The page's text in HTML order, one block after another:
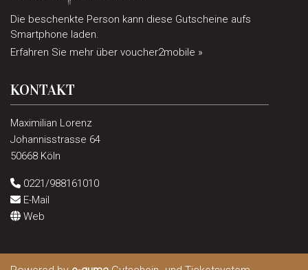
Die beschenkte Person kann diese Gutscheine aufs
Smartphone laden.
Erfahren Sie mehr über voucher2mobile »
KONTAKT
Maximilian Lorenz
Johannisstrasse 64
50668 Köln
0221/988161010
E-Mail
Web